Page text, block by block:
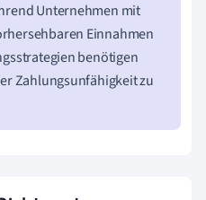
Unternehmen mit
Einnahmen
benötigen
Zahlungsunfähigkeit zu